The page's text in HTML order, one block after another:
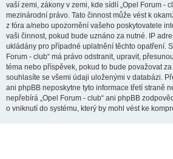
vaší zemi, zákony v zemi, kde sídlí „Opel Forum -
mezinárodní právo. Tato činnost může vést k
z fóra a/nebo upozornění vašeho poskytovatele
vaši činnost, pokud bude uznáno za nutné. IP
ukládány pro případné uplatnění těchto opatření.
Forum - club“ má právo odstranit, upravit,
téma nebo příspěvek, pokud to bude považovat za
souhlasíte se všemi údaji uloženými v databázi.
ani phpBB neposkytne tyto informace třetí straně
nepřebírá „Opel Forum - club“ ani phpBB
o vniknutí do systému, který by mohl vést ke